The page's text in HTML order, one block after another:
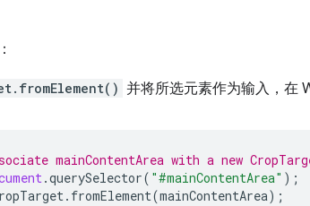
并将所选元素作为输入，在
mainContentArea with a new
.querySelector( "#mainContentArea" );
. fromElement(mainContentArea);